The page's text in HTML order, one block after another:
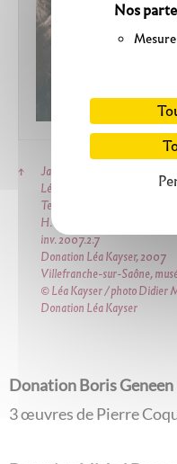
Nos
↑
Jackie Kayser
Léda et le cygne au parties
Technique mixte sur toile
H. 157 cm ; L. 132,5 cm
inv. 2007.2.7
Donation Léa Kayser, 2007
Villefranche-sur-Saône,
© Léa Kayser / photo Didier
Donation Léa Kayser
Donation Boris Geneen
3 œuvres de Pierre